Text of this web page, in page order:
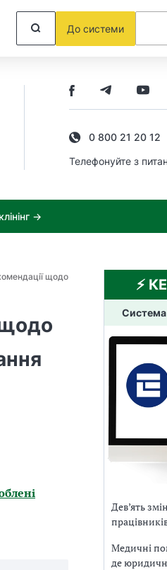
До системи
0 800 21 20 12
Телефонуйте з
→
щодо
⚡️
Система
Дев’ять
Медичні
де